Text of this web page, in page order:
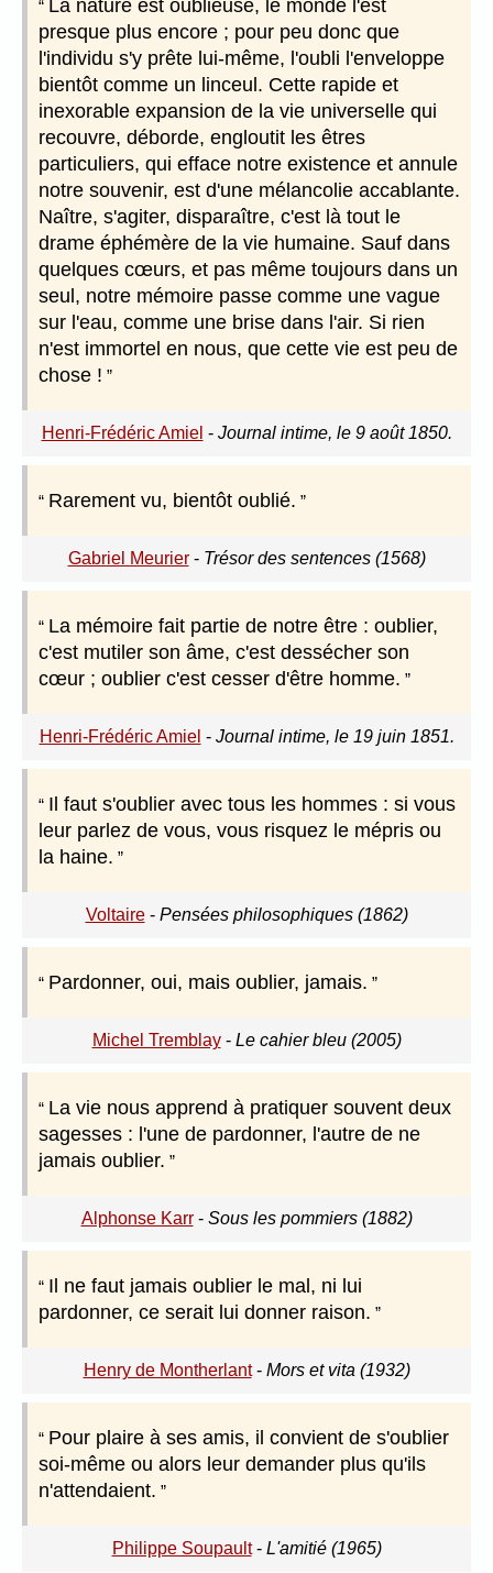
La nature est oublieuse, le monde l'est
presque plus encore ; pour peu donc que
l'individu s'y prête lui-même, l'oubli l'enveloppe
bientôt comme un linceul. Cette rapide et
inexorable expansion de la vie universelle qui
recouvre, déborde, engloutit les êtres
particuliers, qui efface notre existence et annule
notre souvenir, est d'une mélancolie accablante.
Naître, s'agiter, disparaître, c'est là tout le
drame éphémère de la vie humaine. Sauf dans
quelques cœurs, et pas même toujours dans un
seul, notre mémoire passe comme une vague
sur l'eau, comme une brise dans l'air. Si rien
n'est immortel en nous, que cette vie est peu de
chose !
Henri-Frédéric Amiel - Journal intime, le 9 août 1850.
Rarement vu, bientôt oublié.
Gabriel Meurier- Trésor des sentences (1568)
La mémoire fait partie de notre être : oublier,
c'est mutiler son âme, c'est dessécher son
cœur ; oublier c'est cesser d'être homme.
Henri-Frédéric Amiel - Journal intime, le 19 juin 1851.
Il faut s'oublier avec tous les hommes : si vous
leur parlez de vous, vous risquez le mépris ou
la haine.
Voltaire- Pensées philosophiques (1862)
Pardonner, oui, mais oublier, jamais.
Michel Tremblay- Le cahier bleu (2005)
La vie nous apprend à pratiquer souvent deux
sagesses : l'une de pardonner, l'autre de ne
jamais oublier.
Alphonse Karr- Sous les pommiers (1882)
Il ne faut jamais oublier le mal, ni lui
pardonner, ce serait lui donner raison.
Henry de Montherlant- Mors et vita (1932)
Pour plaire à ses amis, il convient de s'oublier
soi-même ou alors leur demander plus qu'ils
n'attendaient.
Philippe Soupault- L'amitié (1965)